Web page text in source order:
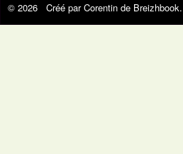
© 2026 Créé parCorentin de Breizhbook